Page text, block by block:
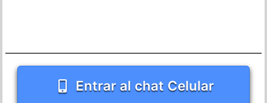
Entrar al chat Celular